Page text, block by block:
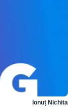
Ionuț Nichita